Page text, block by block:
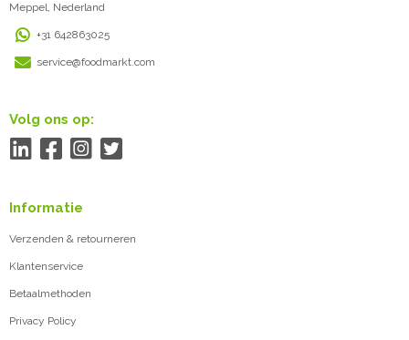
Meppel, Nederland
+31 642863025
service@foodmarkt.com
Volg ons op:
Informatie
Verzenden & retourneren
Klantenservice
Betaalmethoden
Privacy Policy